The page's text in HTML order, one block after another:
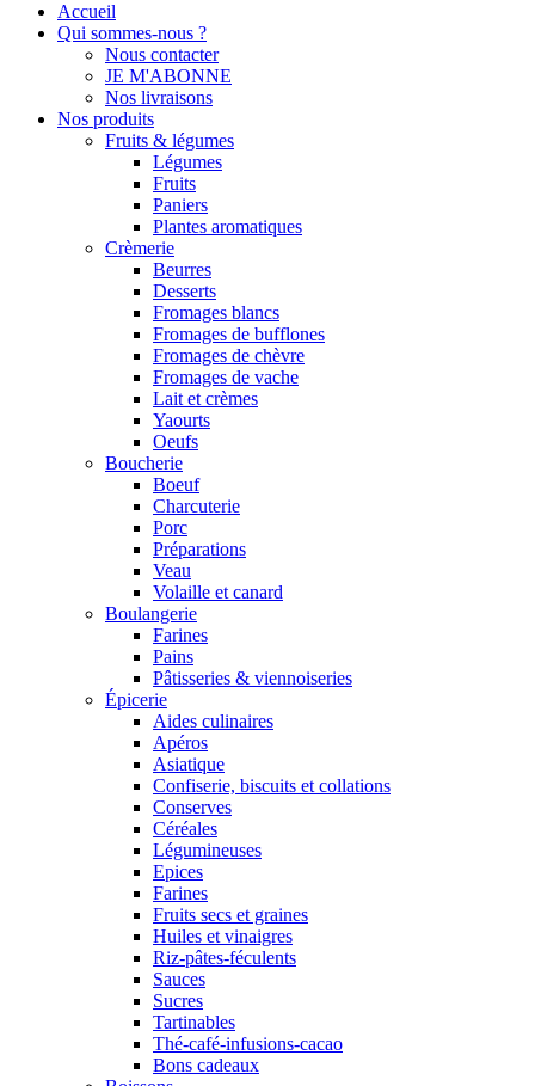
Accueil
Qui sommes-nous ?
Nous contacter
JE M'ABONNE
Nos livraisons
Nos produits
Fruits & légumes
Légumes
Fruits
Paniers
Plantes aromatiques
Crèmerie
Beurres
Desserts
Fromages blancs
Fromages de bufflones
Fromages de chèvre
Fromages de vache
Lait et crèmes
Yaourts
Oeufs
Boucherie
Boeuf
Charcuterie
Porc
Préparations
Veau
Volaille et canard
Boulangerie
Farines
Pains
Pâtisseries & viennoiseries
Épicerie
Aides culinaires
Apéros
Asiatique
Confiserie, biscuits et collations
Conserves
Céréales
Légumineuses
Epices
Farines
Fruits secs et graines
Huiles et vinaigres
Riz-pâtes-féculents
Sauces
Sucres
Tartinables
Thé-café-infusions-cacao
Bons cadeaux